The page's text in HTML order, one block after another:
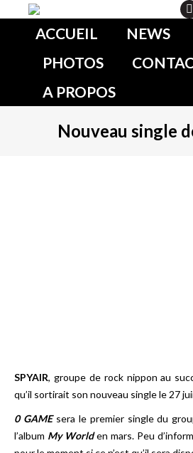
ACCUEIL NEWS
PHOTOS
A PROPOS
Nouveau single
SPYAIR, groupe de rock nippon au
qu’il sortirait son nouveau single le 27
0 GAMEsera le premier single du
l’album My Worlden mars. Peu